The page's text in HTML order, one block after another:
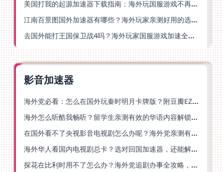
美国打我的起源加速器下载指南：海外玩国服游戏不再卡的终极方案
江南百景图国外加速器有哪些？海外玩家亲测好用的选择与避坑指南
去国外能打王国保卫战4吗？海外玩家国服游戏加速全攻略（附公主连结幻想江湖实测）
影音加速器
海外党必看：怎么在国外玩秦时明月卡牌版？附豆瓣EZCast地区限制破解法
海外怎么听酷我畅听？留学生亲测有效的华语内容解锁指南
在国外看不了央视影音电视剧怎么办呢？海外党亲测有效的回国加速方案
海外华人看国内电视剧总卡？选对回国加速器，还能解决菲律宾打不开反诈中心的问题
探花在比利时用不了怎么办？海外党追剧办事全攻略，选对加速器就够了